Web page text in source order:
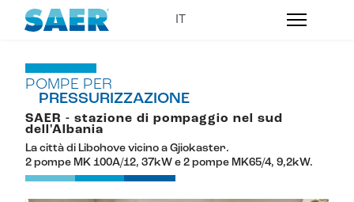
POMPE PER
PRESSURIZZAZIONE
SAER - stazione di pompaggio nel sud
dell'Albania
La città di Libohove vicino a Gjiokaster.
2 pompe MK 100A/12, 37kW e 2 pompe MK65/4, 9,2kW.